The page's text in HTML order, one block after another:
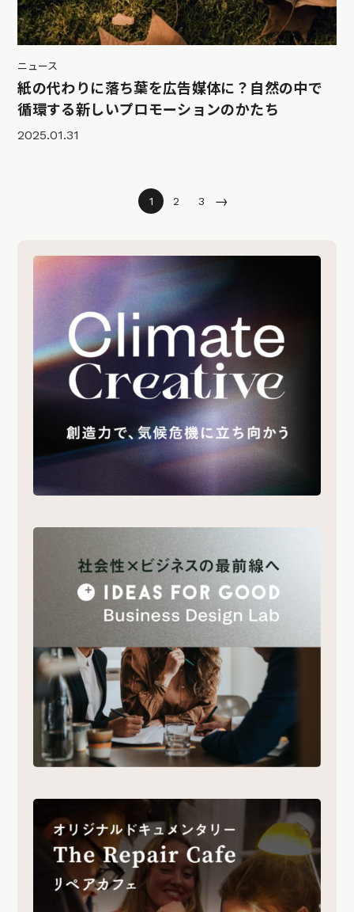
ニュース
紙の代わりに落ち葉を広告媒体に？自然の中で
循環する新しいプロモーションのかたち
2025.01.31
1 2 3 →